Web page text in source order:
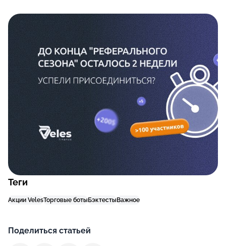
Теги
Акции VelesТорговые боты Бэктесты Важное
Поделиться статьей